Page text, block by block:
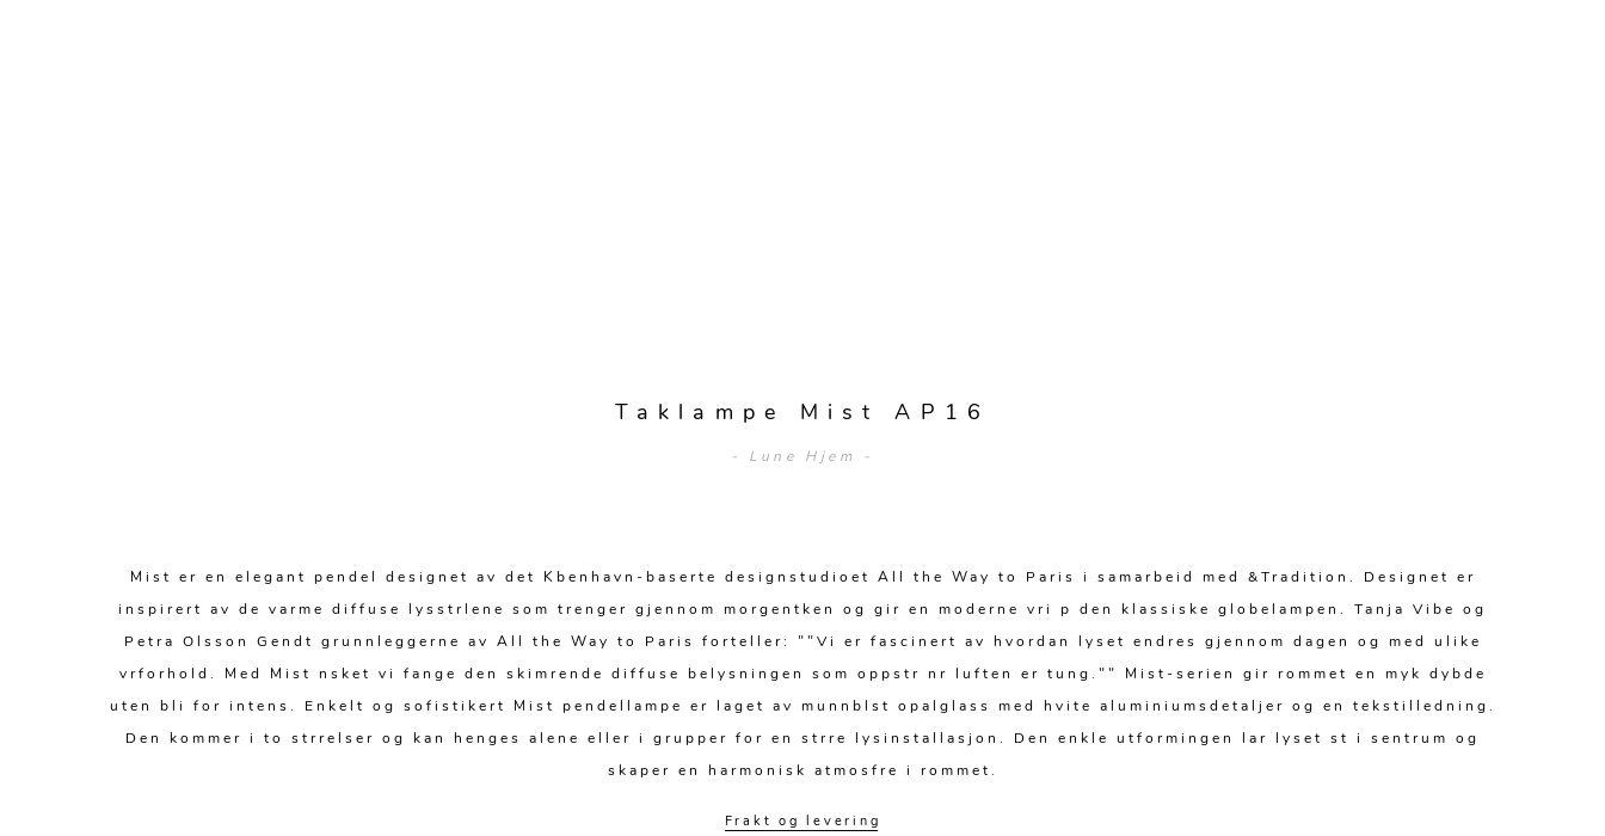
Taklampe Mist AP16
- Lune Hjem -
Mist er en elegant pendel designet av det Kbenhavn-baserte designstudioet All the Way to Paris i samarbeid med &Tradition. Designet er
inspirert av de varme diffuse lysstrlene som trenger gjennom morgentken og gir en moderne vri p den klassiske globelampen. Tanja Vibe og
Petra Olsson Gendt grunnleggerne av All the Way to Paris forteller: ""Vi er fascinert av hvordan lyset endres gjennom dagen og med ulike
vrforhold. Med Mist nsket vi fange den skimrende diffuse belysningen som oppstr nr luften er tung."" Mist-serien gir rommet en myk dybde
uten bli for intens. Enkelt og sofistikert Mist pendellampe er laget av munnblst opalglass med hvite aluminiumsdetaljer og en tekstilledning.
Den kommer i to strrelser og kan henges alene eller i grupper for en strre lysinstallasjon. Den enkle utformingen lar lyset st i sentrum og
skaper en harmonisk atmosfre i rommet.
Frakt og levering